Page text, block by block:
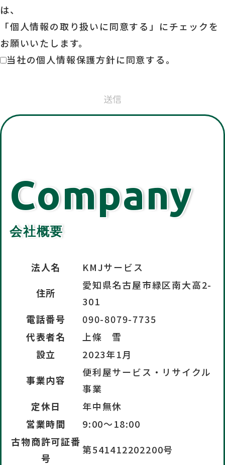
は、
「個人情報の取り扱いに同意する」にチェックを
お願いいたします。
当社の個人情報保護方針に同意する。
送信
Company
会社概要
法人名
KMJサービス
住所
愛知県名古屋市緑区南大高2-
301
電話番号
090-8079-7735
代表者名
上條 雪
設立
2023年1月
事業内容
便利屋サービス・リサイクル
事業
定休日
年中無休
営業時間
9:00〜18:00
古物商許可証番
号
第541412202200号